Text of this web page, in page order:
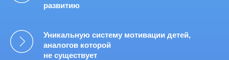
развитию
Уникальную систему мотивации детей,
аналогов которой
не существует